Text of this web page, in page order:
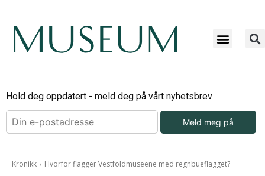
Hold deg oppdatert - meld deg på vårt nyhetsbrev
Meld meg på
Kronikk Hvorfor flagger Vestfoldmuseene med regnbueflagget?